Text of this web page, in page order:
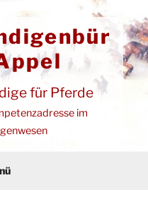
für Pferde
im